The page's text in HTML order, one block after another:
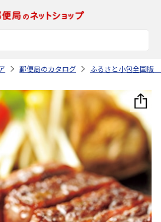
郵便局のカタログ ふるさと小包全国版